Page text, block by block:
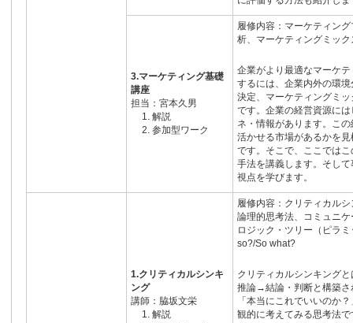
3.マーケティング基礎
講座
担当：宮本久男
解説
参加型ワーク
履修内容：マーケティン
析、マーケティングミック
企業がより最適なマーケ
するには、企業内外の環
決定、マーケティングミ
です。企業の経営資源に
ネ・情報があります。こ
活かせる市場があるかを
です。そこで、ここでは
手法を講義します。そし
視点を学びます。
1.クリティカルシンキ
ング
講師：脇坂文栄
解説
履修内容：クリティカル
論理的思考法、コミュニ
ロジック・ツリー（ピラ
so?/So what?
クリティカルシンキング
推論→結論・判断と構築さ
「本当にこれでいいのか
観的に考えてみる思考法